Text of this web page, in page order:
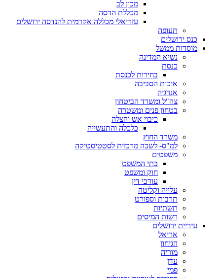
מכון לב
מכללת הדסה
עזריאלי מכללה אקדמית להנדסה ירושלים
תעופה
כנס ירושלים
מוסדות ממשל
נשיא המדינה
כנסת
בחירות לכנסת
איכות הסביבה
אנרגיה
צה"ל ומשרד הביטחון
בטחון פנים ומשטרה
כיבוי אש והצלה
כלכלה והתעשייה
משרד החוץ
למ"ס- לשכה מרכזית לסטטיסטיקה
משפטים
בתי המשפט
חוק ומשפט
עורכי דין
עלייה וקליטה
תרבות וספורט
תשתיות
רשות המיסים
עיריית ירושלים
אריאל
הגיחון
מוריה
עדן
פמי